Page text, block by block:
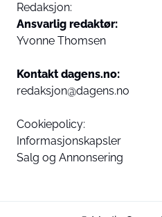
Redaksjon:
Ansvarlig redaktør:
Yvonne Thomsen
Kontakt dagens.no:
redaksjon@dagens.no
Cookiepolicy:
Informasjonskapsler
Salg og Annonsering